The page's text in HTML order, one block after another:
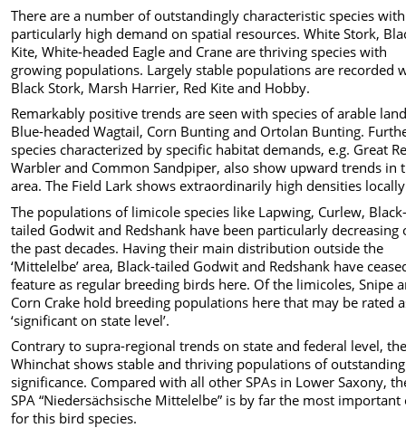
There are a number of outstandingly characteristic species
particularly high demand on spatial resources. White Stork,
Kite, White-headed Eagle and Crane are thriving species with
growing populations. Largely stable populations are recorded
Black Stork, Marsh Harrier, Red Kite and Hobby.
Remarkably positive trends are seen with species of arable
Blue-headed Wagtail, Corn Bunting and Ortolan Bunting.
species characterized by specific habitat demands, e.g. Great
Warbler and Common Sandpiper, also show upward trends in
area. The Field Lark shows extraordinarily high densities
The populations of limicole species like Lapwing, Curlew,
tailed Godwit and Redshank have been particularly decreasing
the past decades. Having their main distribution outside the
‘Mittelelbe’ area, Black-tailed Godwit and Redshank have
feature as regular breeding birds here. Of the limicoles, Snipe
Corn Crake hold breeding populations here that may be rated
‘significant on state level’.
Contrary to supra-regional trends on state and federal level,
Whinchat shows stable and thriving populations of outstanding
significance. Compared with all other SPAs in Lower Saxony,
SPA “Niedersächsische Mittelelbe” is by far the most important
for this bird species.